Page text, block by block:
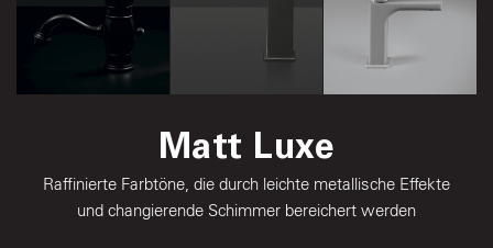
Dark Graphite
Matt Luxe
Raffinierte Farbtöne, die durch leichte metallische Effekte
und changierende Schimmer bereichert werden